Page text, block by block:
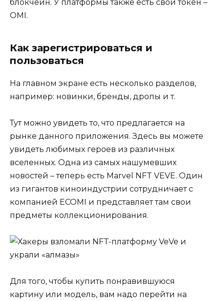
блокчейн. У платформы также есть свой токен –
OMI.
Как зарегистрироваться и
пользоваться
На главном экране есть несколько разделов,
например: новинки, бренды, дропы и т.
Тут можно увидеть то, что предлагается на
рынке данного приложения. Здесь вы можете
увидеть любимых героев из различных
вселенных. Одна из самых нашумевших
новостей – теперь есть Marvel NFT VEVE. Один
из гигантов киноиндустрии сотрудничает с
компанией ECOMI и представляет там свои
предметы коллекционирования.
Для того, чтобы купить понравившуюся
картину или модель, вам надо перейти на